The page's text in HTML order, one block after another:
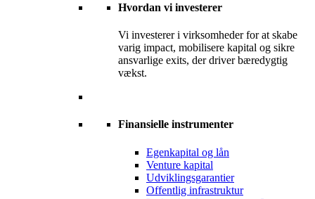
Hvordan vi investerer
Vi investerer i virksomheder for at skabe
varig impact, mobilisere kapital og sikre
ansvarlige exits, der driver bæredygtig
vækst.
Finansielle instrumenter
Egenkapital og lån
Venture kapital
Udviklingsgarantier
Offentlig infrastruktur